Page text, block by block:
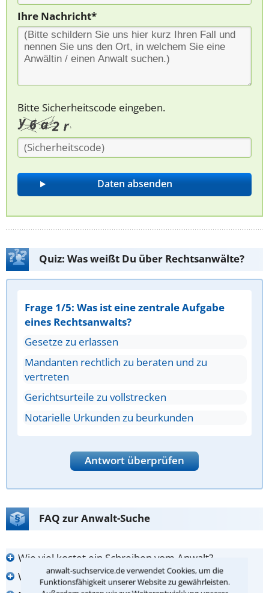
anwalt-suchservice.de verwendet Cookies, um die
Funktionsfähigkeit unserer Website zu gewährleisten.
Ihre Nachricht*
Bitte Sicherheitscode eingeben.
Quiz: Was weißt Du über Rechtsanwälte?
Frage 1/5: Was ist eine zentrale Aufgabe
eines Rechtsanwalts?
Gesetze zu erlassen
Mandanten rechtlich zu beraten und zu
vertreten
Gerichtsurteile zu vollstrecken
Notarielle Urkunden zu beurkunden
Antwort überprüfen
FAQ zur Anwalt-Suche
Wie viel kostet ein Schreiben vom Anwalt?
Was muss ich zur Erstberatung mitbringen?